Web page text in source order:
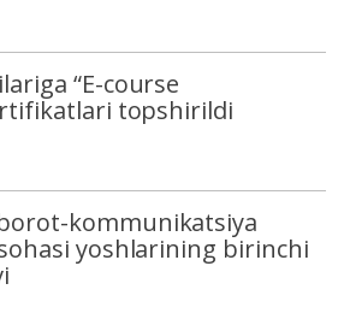
“Е-course
topshirildi
kommunikatsiya
yoshlarining birinchi